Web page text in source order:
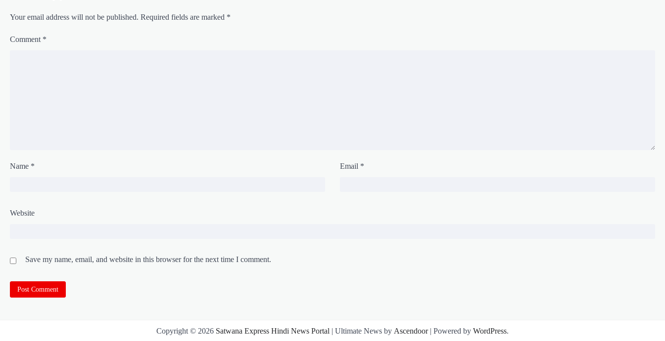
o
n
Your email address will not be published. Required fields are marked *
Comment *
Name * Email *
Website
Save my name, email, and website in this browser for the next time I comment.
Copyright © 2026 Satwana Express Hindi News Portal | Ultimate News by Ascendoor| Powered by WordPress.